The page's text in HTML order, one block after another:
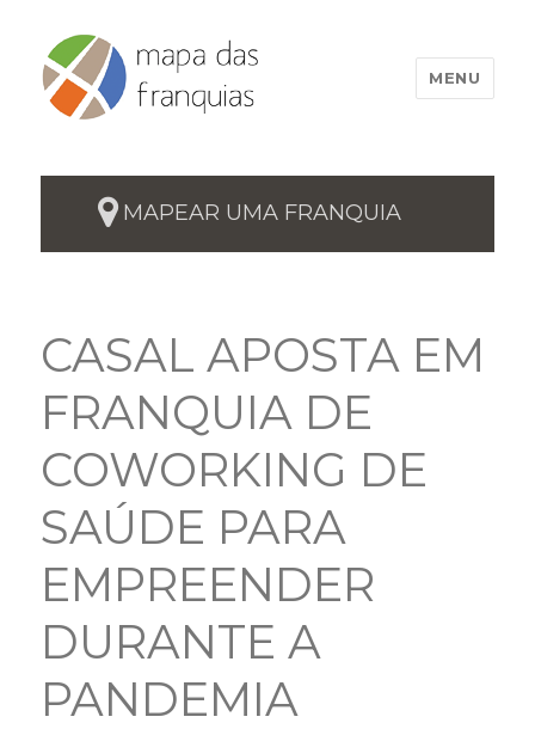
MENU
MAPEAR UMA FRANQUIA
CASAL APOSTA EM
FRANQUIA DE
COWORKING DE
SAÚDE PARA
EMPREENDER
DURANTE A
PANDEMIA